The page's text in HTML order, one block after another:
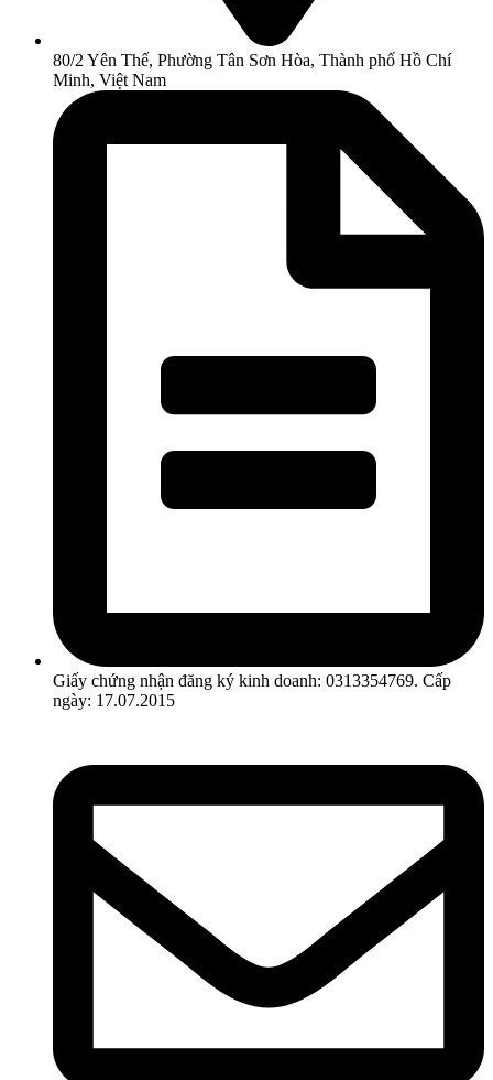
80/2 Yên Thế, Phường Tân Sơn Hòa, Thành phố Hồ Chí
Minh, Việt Nam
Giấy chứng nhận đăng ký kinh doanh: 0313354769. Cấp
ngày: 17.07.2015